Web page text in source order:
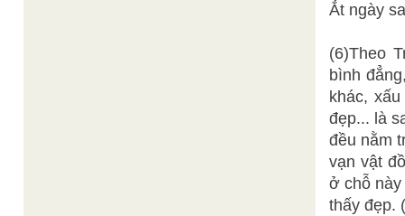
Ắt ngày
(6)Theo
bình
khác,
đẹp... là
đều nằm
vạn vật
ở chỗ
thấy đẹp.